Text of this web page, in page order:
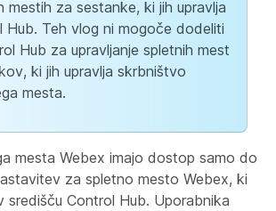
mestih za sestanke, ki jih upravlja
Hub. Teh vlog ni mogoče dodeliti
Hub za upravljanje spletnih mest
ki jih upravlja skrbništvo
mesta.
mesta Webex imajo dostop samo do
za spletno mesto Webex, ki
središču Control Hub. Uporabnika